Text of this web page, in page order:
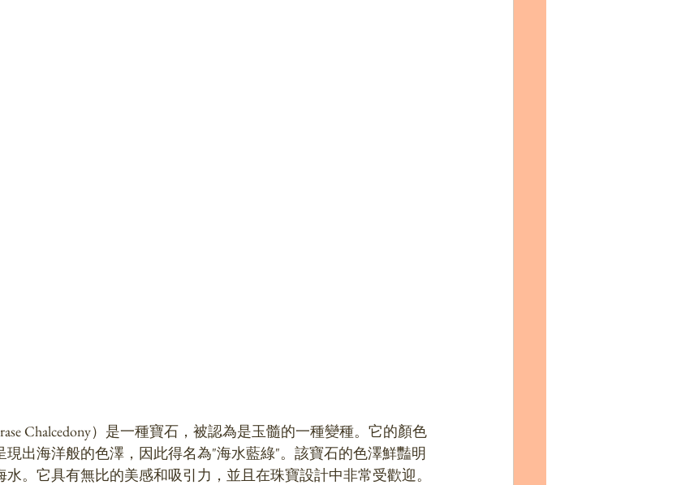
Chalcedony）是一種寶石，被認為是玉髓的一種變種。它的顏色
出海洋般的色澤，因此得名為"海水藍綠"。該寶石的色澤鮮豔明
。它具有無比的美感和吸引力，並且在珠寶設計中非常受歡迎。